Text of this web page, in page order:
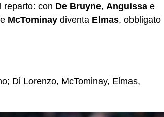
reparto: con De Bruyne, Anguissa e
McTominay diventa Elmas, obbligato
Di Lorenzo, McTominay, Elmas,